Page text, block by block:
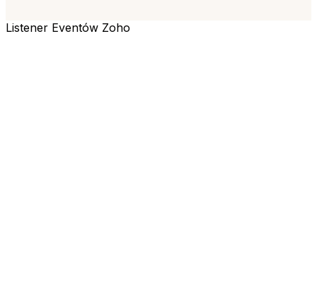
Listener Eventów Zoho